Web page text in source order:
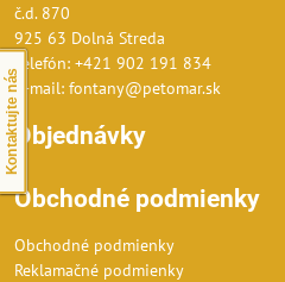
č.d. 870
925 63 Dolná Streda
Telefón: +421 902 191 834
E-mail: fontany@petomar.sk
Objednávky
Obchodné podmienky
Obchodné podmienky
Reklamačné podmienky
Kontaktujte nás